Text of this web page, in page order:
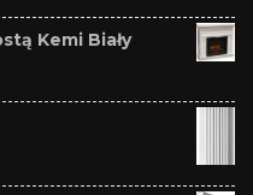
Kemi Biały